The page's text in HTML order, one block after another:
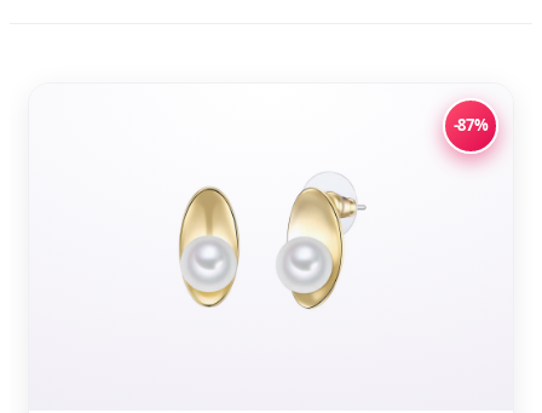
-87%